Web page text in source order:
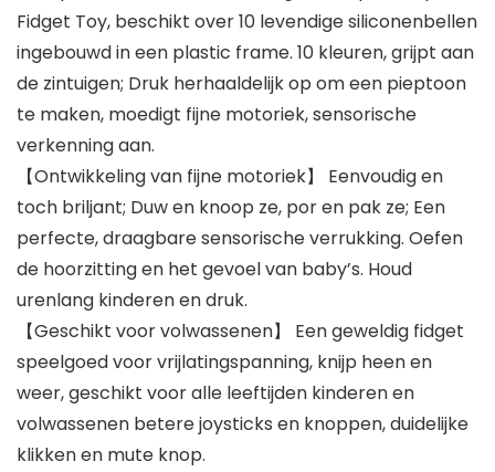
Fidget Toy, beschikt over 10 levendige siliconenbellen
ingebouwd in een plastic frame. 10 kleuren, grijpt aan
de zintuigen; Druk herhaaldelijk op om een ​​pieptoon
te maken, moedigt fijne motoriek, sensorische
verkenning aan.
【Ontwikkeling van fijne motoriek】 Eenvoudig en
toch briljant; Duw en knoop ze, por en pak ze; Een
perfecte, draagbare sensorische verrukking. Oefen
de hoorzitting en het gevoel van baby’s. Houd
urenlang kinderen en druk.
【Geschikt voor volwassenen】 Een geweldig fidget
speelgoed voor vrijlatingspanning, knijp heen en
weer, geschikt voor alle leeftijden kinderen en
volwassenen betere joysticks en knoppen, duidelijke
klikken en mute knop.